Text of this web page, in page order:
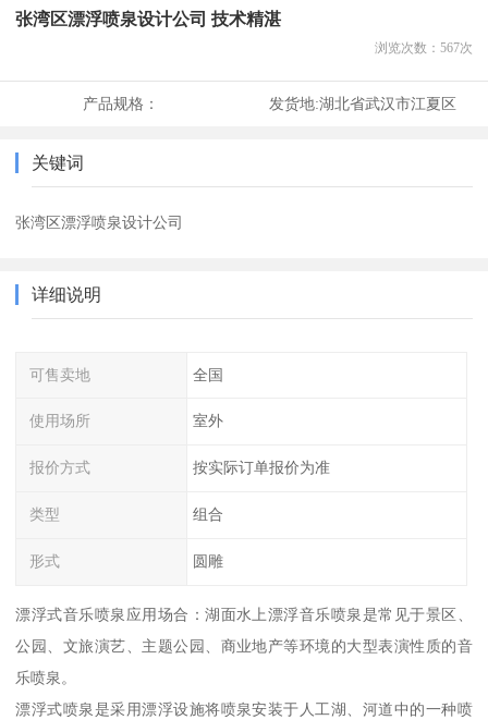
张湾区漂浮喷泉设计公司 技术精湛
浏览次数： 567次
产品规格： 发货地:湖北省武汉市江夏区
关键词
张湾区漂浮喷泉设计公司
详细说明
可售卖地 全国
使用场所 室外
报价方式 按实际订单报价为准
类型 组合
形式 圆雕
漂浮式音乐喷泉应用场合：湖面水上漂浮音乐喷泉是常见于景区、
公园、文旅演艺、主题公园、商业地产等环境的大型表演性质的音
乐喷泉。
漂浮式喷泉是采用漂浮设施将喷泉安装于人工湖、河道中的一种喷